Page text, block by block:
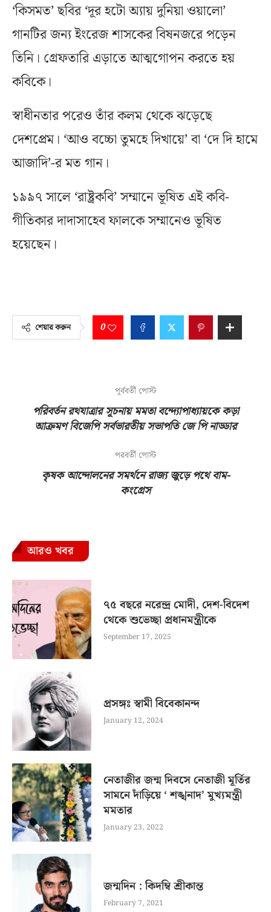
‘কিসমত’ ছবির ‘দূর হটো অ্যায় দুনিয়া ওয়ালো’
গানটির জন‍্য ইংরেজ শাসকের বিষনজরে পড়েন
তিনি। গ্রেফতারি এড়াতে আত্মগোপন করতে হয়
কবিকে।
স্বাধীনতার পরেও তাঁর কলম থেকে ঝড়েছে
দেশপ্রেম। ‘আও বচ্চো তুমহে দিখায়ে’ বা ‘দে দি হামে
আজাদি’-র মত গান।
১৯৯৭ সালে ‘রাষ্ট্রকবি’ সম্মানে ভূষিত এই কবি-
গীতিকার দাদাসাহেব ফালকে সম্মানেও ভূষিত
হয়েছেন।
শেয়ার করুন 0
পূর্ববর্তী পোস্ট
পরিবর্তন রথযাত্রার সূচনায় মমতা বন্দ্যোপাধ্যায়কে কড়া
আক্রমণ বিজেপি সর্বভারতীয় সভাপতি জে পি নাড্ডার
পরবর্তী পোস্ট
কৃষক আন্দোলনের সমর্থনে রাজ্য জুড়ে পথে বাম-
কংগ্রেস
আরও খবর
৭৫ বছরে নরেন্দ্র মোদী, দেশ-বিদেশ
থেকে শুভেচ্ছা প্রধানমন্ত্রীকে
September 17, 2025
প্রসঙ্গঃ স্বামী বিবেকানন্দ
January 12, 2024
নেতাজীর জন্ম দিবসে নেতাজী মূর্তির
সামনে দাঁড়িয়ে ‘ শঙ্খনাদ’ মুখ্যমন্ত্রী
মমতার
January 23, 2022
জন্মদিন : কিদম্বি শ্রীকান্ত
February 7, 2021